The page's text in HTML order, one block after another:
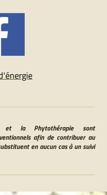
et la Phytothérapie sont
afin de contribuer au
en aucun cas à un suivi